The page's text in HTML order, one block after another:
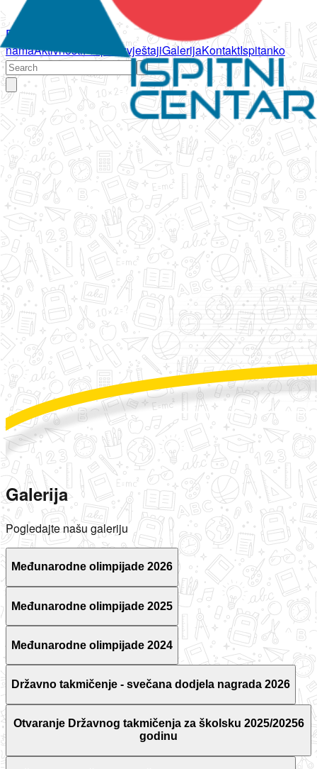
Početna
namaAktivnostiPropisi IzvještajiGalerijaKontaktIspitanko
Galerija
Pogledajte našu galeriju
Međunarodne olimpijade 2026
Međunarodne olimpijade 2025
Međunarodne olimpijade 2024
Državno takmičenje - svečana dodjela nagrada 2026
Otvaranje Državnog takmičenja za školsku 2025/20256
godinu